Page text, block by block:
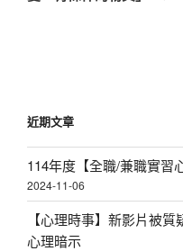
近期文章
114年度【全職/兼職實習
2024-11-06
【心理時事】新影片被
心理暗示